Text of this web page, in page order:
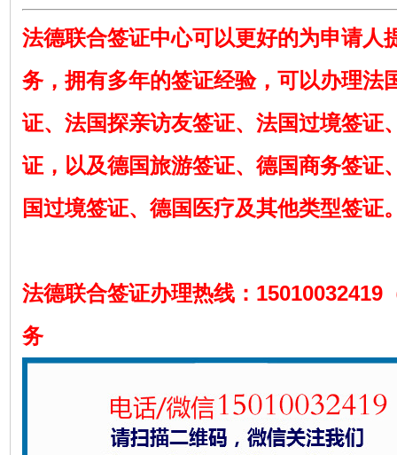
法德联合签证中心可以更好的为申请人
务，拥有多年的签证经验，可以办理法
证、法国探亲访友签证、法国过境签证
证，以及德国旅游签证、德国商务签证
国过境签证、德国医疗及其他类型签证
法德联合签证办理热线：15010032419
务